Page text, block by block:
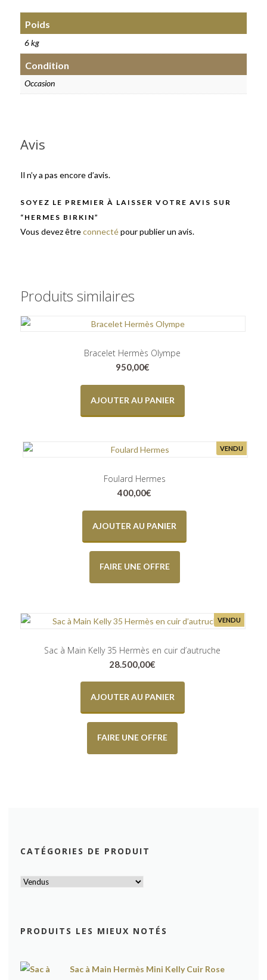
Poids
6 kg
Condition
Occasion
Avis
Il n’y a pas encore d’avis.
SOYEZ LE PREMIER À LAISSER VOTRE AVIS SUR
“HERMES BIRKIN”
Vous devez êtreconnectépour publier un avis.
Produits similaires
Bracelet Hermès Olympe
950,00€
AJOUTER AU PANIER
VENDU
Foulard Hermes
400,00€
AJOUTER AU PANIER
FAIRE UNE OFFRE
VENDU
Sac à Main Kelly 35 Hermès en cuir d’autruche
28.500,00€
AJOUTER AU PANIER
FAIRE UNE OFFRE
CATÉGORIES DE PRODUIT
PRODUITS LES MIEUX NOTÉS
Sac à Main Hermès Mini Kelly Cuir Rose